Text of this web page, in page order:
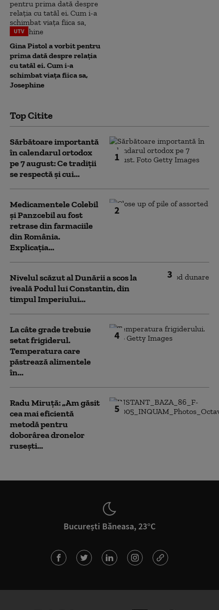
UTV
Gina Pistol a vorbit pentru
prima dată despre relația
cu tatăl ei. Cum i-a
schimbat viața fiica sa,
Josephine
Top Citite
1
Sărbătoare importantă
în calendarul ortodox
pe 7 august: Ce tradiții
se respectă și cui...
2
Medicamentele Colebil
și Panzcebil au fost
retrase din farmaciile
din România.
Explicația...
3
Nivelul scăzut al Dunării a scos la
iveală Podul lui Constantin, din
timpul Imperiului...
4
La câte grade trebuie
setat frigiderul.
Temperatura care
păstrează alimentele
în...
5
Radu Miruță: „Am găsit
cea mai eficientă
metodă pentru
doborârea dronelor
rusești...
București Băneasa, 23°C